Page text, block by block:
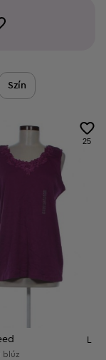
Szín
25
blúz